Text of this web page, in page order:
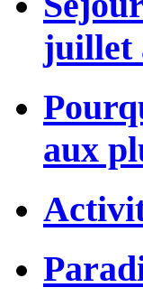
juillet
aux